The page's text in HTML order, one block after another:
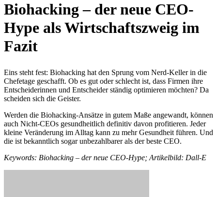
Biohacking – der neue CEO-
Hype als Wirtschaftszweig im
Fazit
Eins steht fest: Biohacking hat den Sprung vom Nerd-Keller in die
Chefetage geschafft. Ob es gut oder schlecht ist, dass Firmen ihre
Entscheiderinnen und Entscheider ständig optimieren möchten? Da
scheiden sich die Geister.
Werden die Biohacking-Ansätze in gutem Maße angewandt, können
auch Nicht-CEOs gesundheitlich definitiv davon profitieren. Jeder
kleine Veränderung im Alltag kann zu mehr Gesundheit führen. Und
die ist bekanntlich sogar unbezahlbarer als der beste CEO.
Keywords: Biohacking – der neue CEO-Hype; Artikelbild: Dall-E